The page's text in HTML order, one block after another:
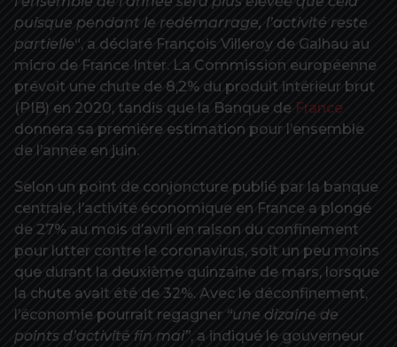
puisque pendant le redémarrage, l’activité reste
partielle“, a déclaré François Villeroy de Galhau au
micro de France Inter. La Commission européenne
prévoit une chute de 8,2% du produit intérieur brut
(PIB) en 2020, tandis que la Banque de France
donnera sa première estimation pour l’ensemble
de l’année en juin.
Selon un point de conjoncture publié par la banque
centrale, l’activité économique en France a plongé
de 27% au mois d’avril en raison du confinement
pour lutter contre le coronavirus, soit un peu moins
que durant la deuxième quinzaine de mars, lorsque
la chute avait été de 32%. Avec le déconfinement,
l’économie pourrait regagner “une dizaine de
points d’activité fin mai”, a indiqué le gouverneur